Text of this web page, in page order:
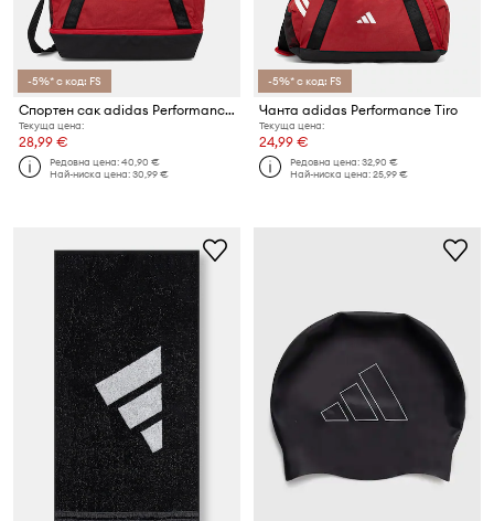
-5%* с код: FS
Спортен сак adidas Performance
Текуща цена:
28,99 €
Редовна цена:40,90 €
Най-ниска цена:30,99 €
-5%* с код: FS
Чанта adidas Performance Tiro
Текуща цена:
24,99 €
Редовна цена:32,90 €
Най-ниска цена:25,99 €